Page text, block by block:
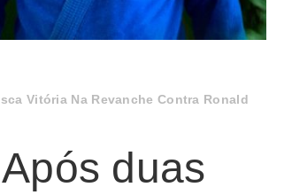
Vitória Na Revanche Contra Ronald
duas